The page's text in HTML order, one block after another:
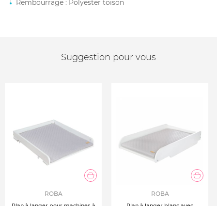
Rembourrage : Polyester toison
Suggestion pour vous
ROBA ROBA